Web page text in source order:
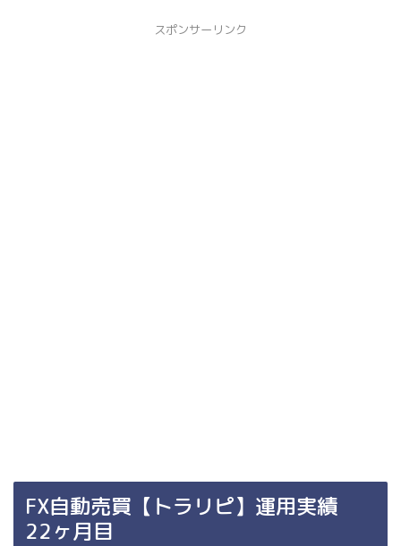
スポンサーリンク
FX自動売買【トラリピ】運用実績
22ヶ月目